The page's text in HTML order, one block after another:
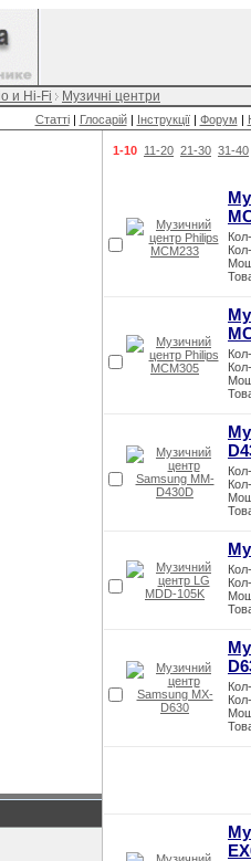
и Hi-Fi Музичні центри
Статті| Глосарій| Інструкції| Форум |
1-10 11-20 21-30 31-40